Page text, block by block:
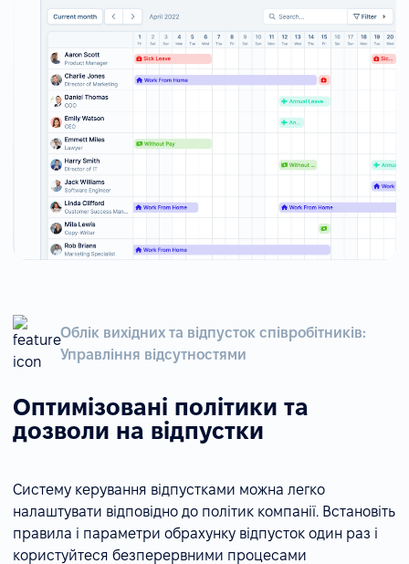
Облік вихідних та відпусток співробітників:
Управління відсутностями
Оптимізовані політики та
дозволи на відпустки
Систему керування відпустками можна легко
налаштувати відповідно до політик компанії. Встановіть
правила і параметри обрахунку відпусток один раз і
користуйтеся безперервними процесами